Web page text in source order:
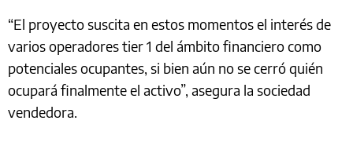
“El proyecto suscita en estos momentos el interés de
varios operadores tier 1 del ámbito financiero como
potenciales ocupantes, si bien aún no se cerró quién
ocupará finalmente el activo”, asegura la sociedad
vendedora.